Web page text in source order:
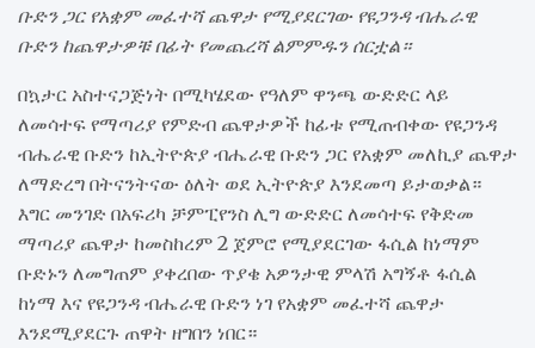
ቡድን ጋር የአቋም መፈተሻ ጨዋታ የሚያደርገው የዩጋንዳ ብሔራዊ
ቡድን ከጨዋታዎቹ በፊት የመጨረሻ ልምምዱን ሰርቷል።
በኳታር አስተናጋጅነት በሚካሄደው የዓለም ዋንጫ ውድድር ላይ
ለመሳተፍ የማጣሪያ የምድብ ጨዋታዎች ከፊቱ የሚጠብቀው የዩጋንዳ
ብሔራዊ ቡድን ከኢትዮጵያ ብሔራዊ ቡድን ጋር የአቋም መለኪያ ጨዋታ
ለማድረግ በትናንትናው ዕለት ወደ ኢትዮጵያ እንደመጣ ይታወቃል።
እግር መንገድ በአፍሪካ ቻምፒየንስ ሊግ ውድድር ለመሳተፍ የቅድመ
ማጣሪያ ጨዋታ ከመስከረም 2 ጀምሮ የሚያደርገው ፋሲል ከነማም
ቡድኑን ለመግጠም ያቀረበው ጥያቄ አዎንታዊ ምላሽ አግኝቶ ፋሲል
ከነማ እና የዩጋንዳ ብሔራዊ ቡድን ነገ የአቋም መፈተሻ ጨዋታ
እንደሚያደርጉ ጠዋት ዘግበን ነበር።